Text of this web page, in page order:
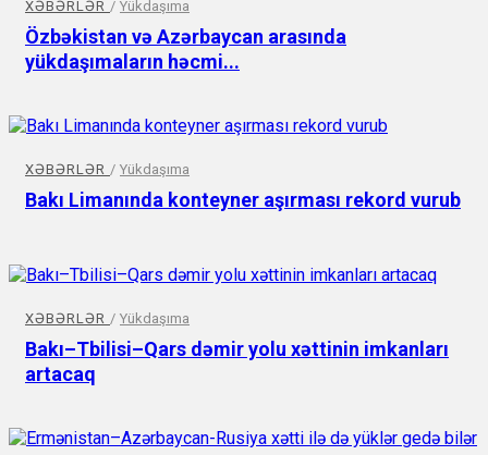
XƏBƏRLƏR / Yükdaşıma
Özbəkistan və Azərbaycan arasında
yükdaşımaların həcmi...
XƏBƏRLƏR / Yükdaşıma
Bakı Limanında konteyner aşırması rekord vurub
XƏBƏRLƏR / Yükdaşıma
Bakı–Tbilisi–Qars dəmir yolu xəttinin imkanları
artacaq